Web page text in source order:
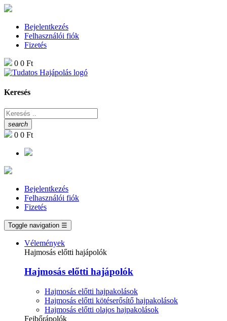
Bejelentkezés
Felhasználói fiók
Fizetés
0 0 Ft
Keresés
search
0 0 Ft
Bejelentkezés
Felhasználói fiók
Fizetés
Toggle navigation ☰
Vélemények
Hajmosás előtti hajápolók
Hajmosás előtti hajápolók
Hajmosás előtti hajpakolások
Hajmosás előtti kötéserősítő hajpakolások
Hajmosás előtti olajos hajpakolások
Fejbőrápolók